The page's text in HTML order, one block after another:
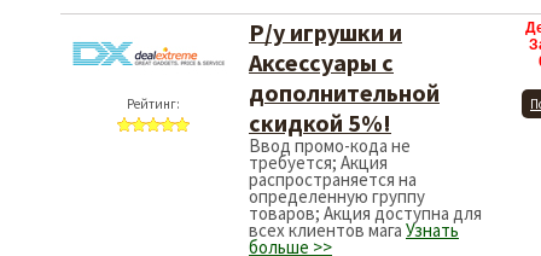
Рейтинг:
Р/у игрушки и
Аксессуары с
дополнительной
скидкой 5%!
Ввод промо-кода не
требуется; Акция
распространяется на
определенную группу
товаров; Акция доступна для
всех клиентов мага Узнать
больше >>